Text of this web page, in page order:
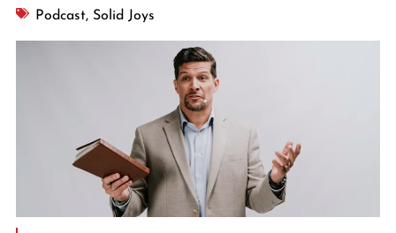
Podcast, Solid Joys